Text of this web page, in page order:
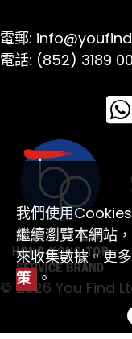
電郵:
電話: (852) 3189
© 2026 You Find
我們使用
繼續瀏覽本網站
來收集數據。更
策 。